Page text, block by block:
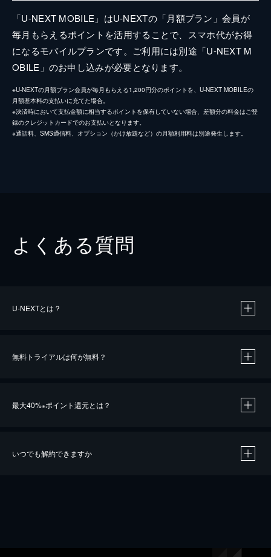
「U-NEXT MOBILE」はU-NEXTの「月額プラン」会員が
毎月もらえるポイントを活用することで、スマホ代がお得
になるモバイルプランです。ご利用には別途「U-NEXT M
OBILE」のお申し込みが必要となります。
※U-NEXTの月額プラン会員が毎月もらえる1,200円分のポイントを、U-NEXT MOBILEの
月額基本料の支払いに充てた場合。
※決済時において支払金額に相当するポイントを保有していない場合、差額分の料金はご登
録のクレジットカードでのお支払いとなります。
※通話料、SMS通信料、オプション（かけ放題など）の月額利用料は別途発生します。
よくある質問
U-NEXTとは？
無料トライアルは何が無料？
最大40%※ポイント還元とは？
いつでも解約できますか